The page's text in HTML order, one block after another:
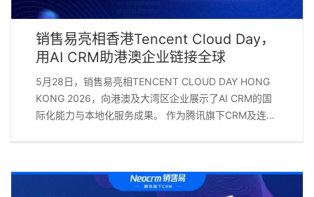
于构建能全程融入、主动思考、自动推进的AI数字员
工。在渠道拜访场景中，销售易NeoAgent2.0可根据当
天拜访门店智能规划最佳路线；拜访中AI自动转写、提
炼核心信息，生成规范完整的拜访记录；拜访后自动梳
进”全链路的AI赋能，让每一次拜访都成为数据驱动的精
准动作，让每一家门店的经营都纳入AI辅助的决策闭
环。 截至目前，销售易NeoAgent已经帮助众多客户实
覆盖，拜访规划时间从半天压缩至5分钟，超6800小时
拜访录音经AI自动化处理。 📖米其林×销售易：100%覆
销售易亮相香港Tencent Cloud Day，
用AI CRM助港澳企业链接全球
5月28日，销售易亮相TENCENT CLOUD DAY HONG
KONG 2026，向港澳及大湾区企业展示了AI CRM的国
际化能力与本地化服务成果。 作为腾讯旗下CRM及连续